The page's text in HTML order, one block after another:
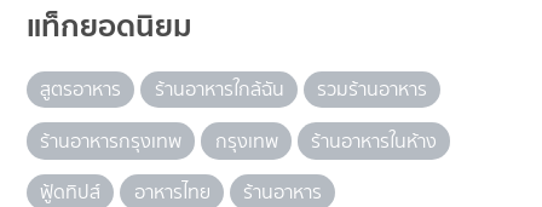
แท็กยอดนิยม
สูตรอาหาร ร้านอาหารใกล้ฉัน
รวมร้านอาหาร
ร้านอาหารกรุงเทพ
กรุงเทพ
ร้านอาหารในห้าง
ฟู้ดทิปส์
อาหารไทย
ร้านอาหาร